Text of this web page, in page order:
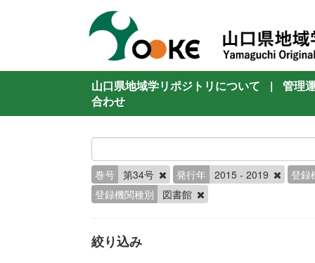
山口県地域学リポジトリについて |
管理
合わせ
巻号 第34号 発行年 2015 - 2019
登録
登録機関種別
図書館
絞り込み